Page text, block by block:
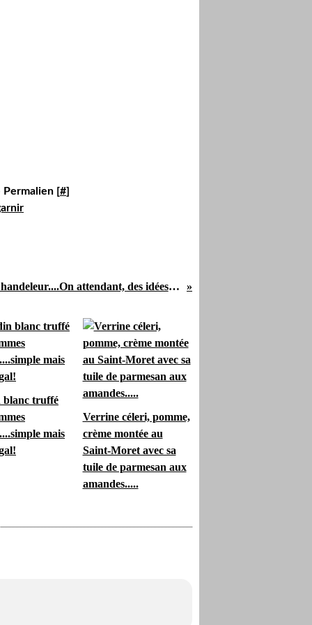
[#]
Bientôt la Chandeleur....On attendant, des idées.....
blanc truffé
mais
Verrine céleri, pomme,
crème montée au
Saint-Moret avec sa
tuile de parmesan aux
amandes.....